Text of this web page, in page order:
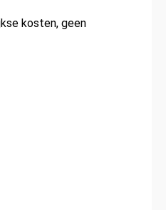
kosten, geen